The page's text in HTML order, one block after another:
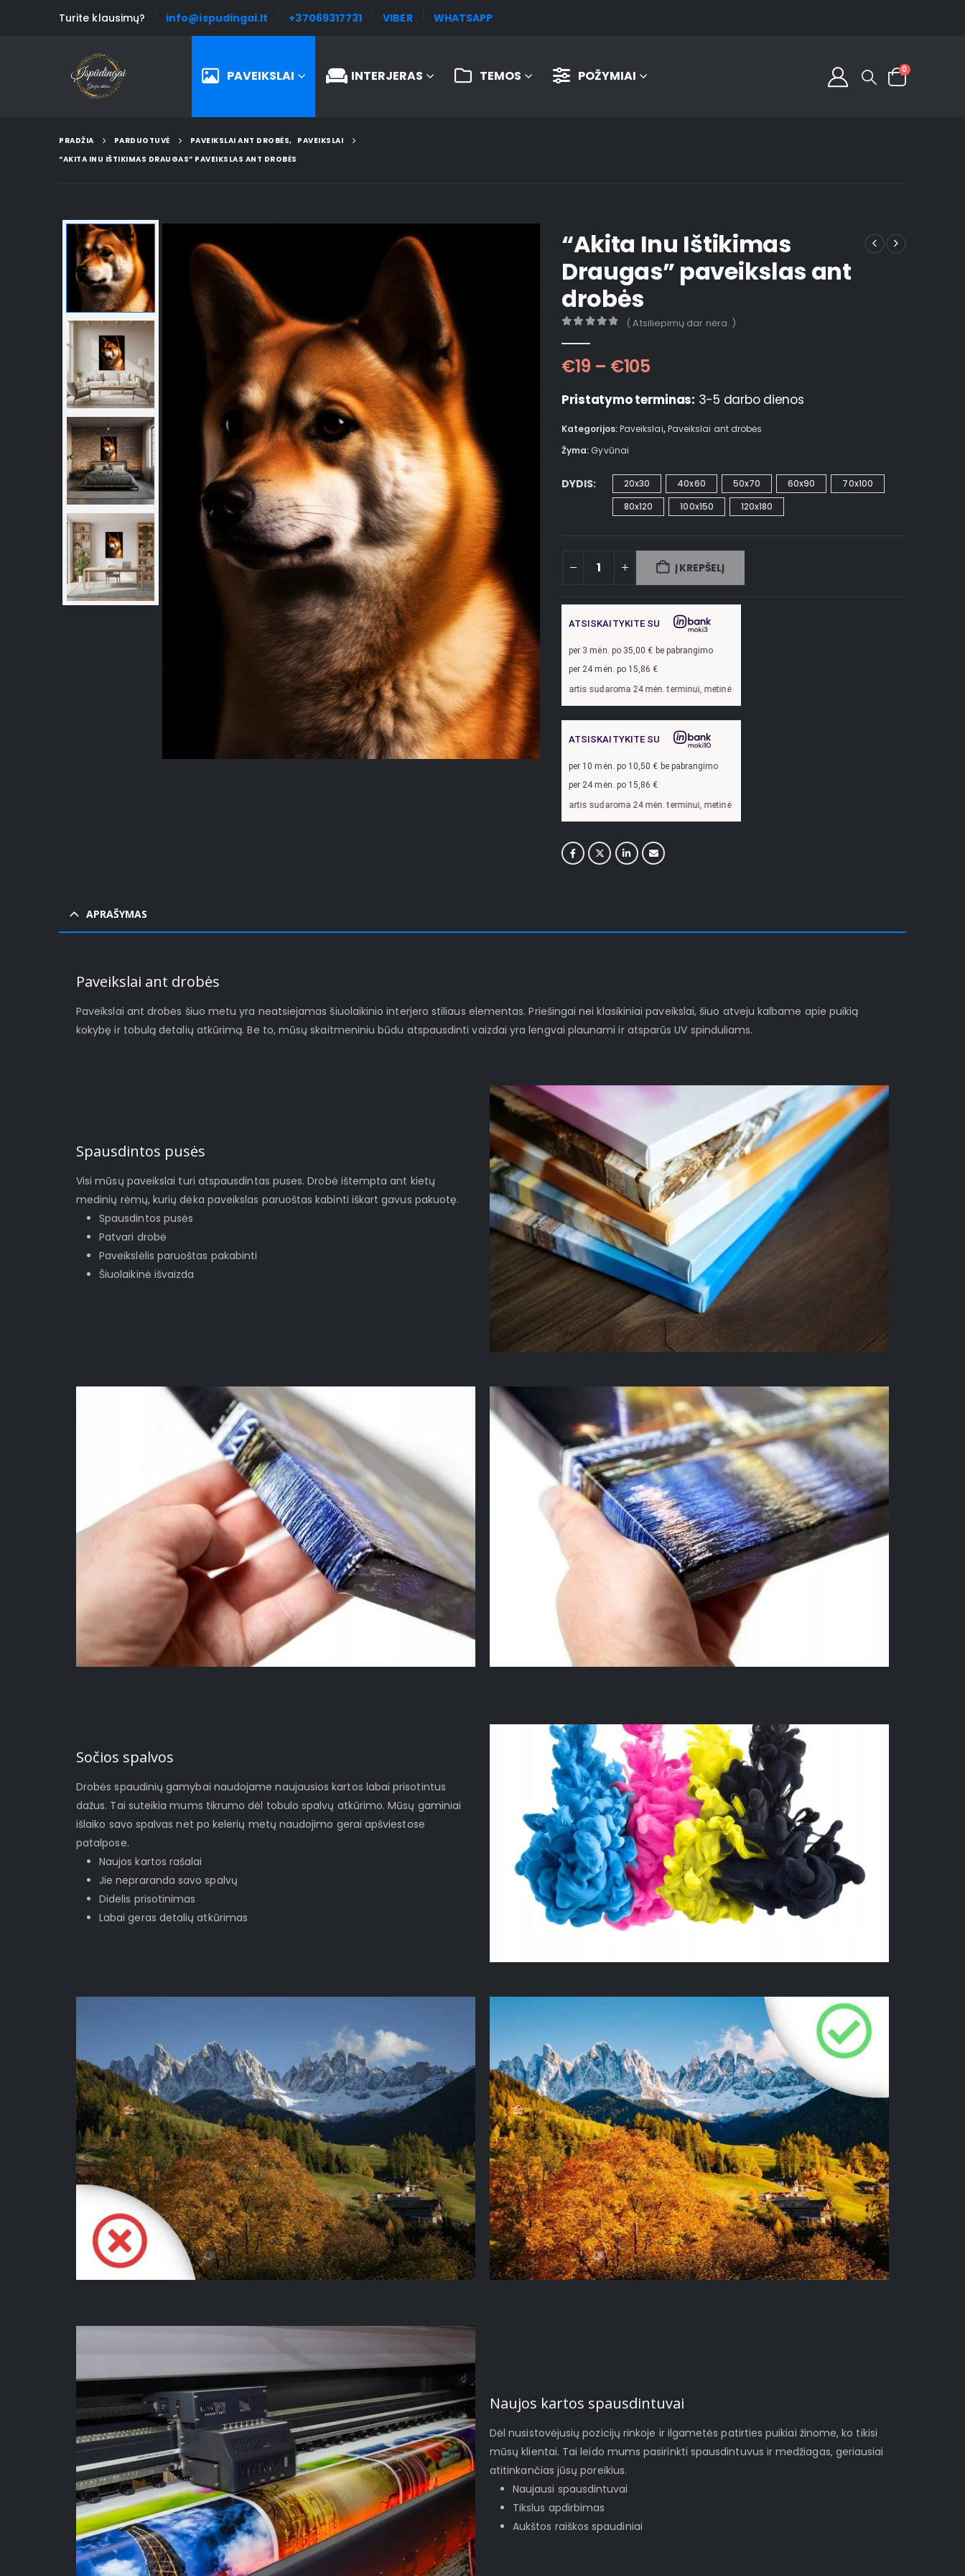
Turite klausimų? info@ispudingai.lt +37069317731 VIBER WHATSAPP
PAVEIKSLAI INTERJERAS TEMOS POŽYMIAI 0
PRADŽIA PARDUOTUVĖ PAVEIKSLAI ANT DROBĖS, PAVEIKSLAI
“AKITA INU IŠTIKIMAS DRAUGAS” PAVEIKSLAS ANT DROBĖS
“Akita Inu Ištikimas
Draugas” paveikslas ant
drobės
( Atsiliepimų dar nėra. )
€19 – €105
Pristatymo terminas: 3-5 darbo dienos
Kategorijos:Paveikslai,Paveikslai ant drobės
Žyma: Gyvūnai
DYDIS 20x30 40x60 50x70 60x90
70x100
80x120
100x150 120x180
Į KREPŠELĮ
ATSISKAITYKITE SU
per 3 mėn. po 35,00 € be pabrangimo
per 24 mėn. po 15,86 €
Pavyzdžiui, skolinantis300,00 €, kai sutartis sudaroma 24 mėn. terminui, metinė palūkanų norma – 13,9%, sutarties sudarymo mokestis -
ATSISKAITYKITE SU
per 10 mėn. po 10,50 € be pabrangimo
per 24 mėn. po 15,86 €
€, kai sutartis sudaroma 24 mėn. terminui, metinė palūkanų norma – 13,9%, sutarties sudarymo mokestis -
APRAŠYMAS
Paveikslai ant drobės
Paveikslai ant drobės šiuo metu yra neatsiejamas šiuolaikinio interjero stiliaus elementas. Priešingai nei klasikiniai paveikslai, šiuo atveju kalbame apie puikią
kokybę ir tobulą detalių atkūrimą. Be to, mūsų skaitmeniniu būdu atspausdinti vaizdai yra lengvai plaunami ir atsparūs UV spinduliams.
Spausdintos pusės
Visi mūsų paveikslai turi atspausdintas puses. Drobė ištempta ant kietų
medinių rėmų, kurių dėka paveikslas paruoštas kabinti iškart gavus pakuotę.
Spausdintos pusės
Patvari drobė
Paveikslėlis paruoštas pakabinti
Šiuolaikinė išvaizda
Sočios spalvos
Drobės spaudinių gamybai naudojame naujausios kartos labai prisotintus
dažus. Tai suteikia mums tikrumo dėl tobulo spalvų atkūrimo. Mūsų gaminiai
išlaiko savo spalvas net po kelerių metų naudojimo gerai apšviestose
patalpose.
Naujos kartos rašalai
Jie nepraranda savo spalvų
Didelis prisotinimas
Labai geras detalių atkūrimas
Naujos kartos spausdintuvai
Dėl nusistovėjusių pozicijų rinkoje ir ilgametės patirties puikiai žinome, ko tikisi
mūsų klientai. Tai leido mums pasirinkti spausdintuvus ir medžiagas, geriausiai
atitinkančias jūsų poreikius.
Naujausi spausdintuvai
Tikslus apdirbimas
Aukštos raiškos spaudiniai